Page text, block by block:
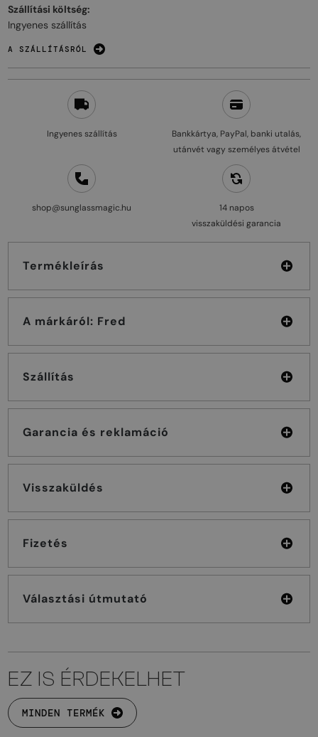
Ingyenes szállítás
Bankkártya, PayPal, banki utalás,
utánvét vagy személyes átvétel
shop@sunglassmagic.hu
14 napos
visszaküldési garancia
Termékleírás
A márkáról: Fred
Szállítás
Garancia és reklamáció
Visszaküldés
Fizetés
Választási útmutató
Szállítási költség:
Ingyenes szállítás
A SZÁLLÍTÁSRÓL
EZ IS ÉRDEKELHET
MINDEN TERMÉK